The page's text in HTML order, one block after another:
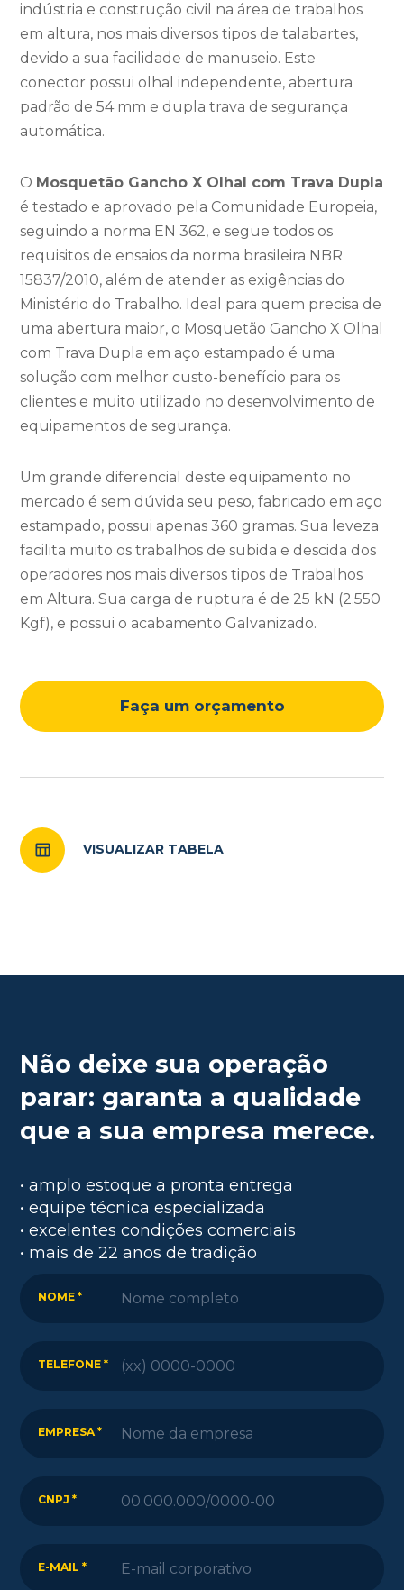
indústria e construção civil na área de trabalhos
em altura, nos mais diversos tipos de talabartes,
devido a sua facilidade de manuseio. Este
conector possui olhal independente, abertura
padrão de 54 mm e dupla trava de segurança
automática.
O Mosquetão Gancho X Olhal com Trava Dupla
é testado e aprovado pela Comunidade Europeia,
seguindo a norma EN 362, e segue todos os
requisitos de ensaios da norma brasileira NBR
15837/2010, além de atender as exigências do
Ministério do Trabalho. Ideal para quem precisa de
uma abertura maior, o Mosquetão Gancho X Olhal
com Trava Dupla em aço estampado é uma
solução com melhor custo-benefício para os
clientes e muito utilizado no desenvolvimento de
equipamentos de segurança.
Um grande diferencial deste equipamento no
mercado é sem dúvida seu peso, fabricado em aço
estampado, possui apenas 360 gramas. Sua leveza
facilita muito os trabalhos de subida e descida dos
operadores nos mais diversos tipos de Trabalhos
em Altura. Sua carga de ruptura é de 25 kN (2.550
Kgf), e possui o acabamento Galvanizado.
Faça um orçamento
VISUALIZAR TABELA
Não deixe sua operação
parar: garanta a qualidade
que a sua empresa merece.
• amplo estoque a pronta entrega
• equipe técnica especializada
• excelentes condições comerciais
• mais de 22 anos de tradição
NOME *
TELEFONE *
EMPRESA *
CNPJ *
E-MAIL *